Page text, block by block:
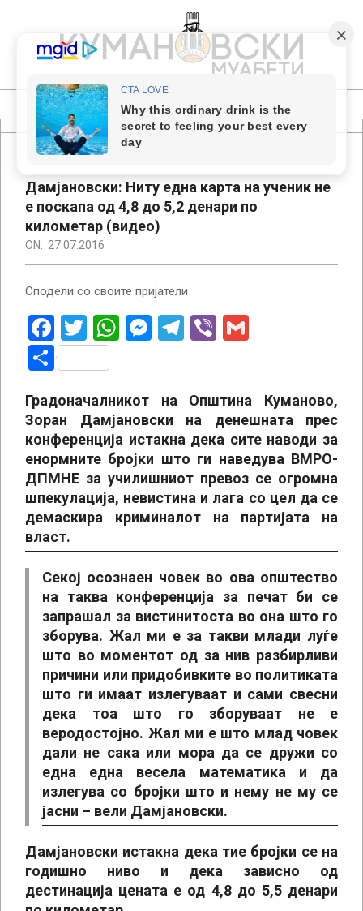
content
КУМАНОВСКИ
МУАБЕТИ
Primary
Navigation
Дамјановски: Ниту една карта на ученик не
е поскапа од 4,8 до 5,2 денари по
километар (видео)
ON: 27.07.2016
Сподели со своите пријатели
Facebook
Twitter
WhatsApp
Messenger
Telegram
Viber
Share
Градоначалникот на Општина Куманово,
Зоран Дамјановски на денешната прес
конференција истакна дека сите наводи за
енормните бројки што ги наведува ВМРО-
ДПМНЕ за училишниот превоз се огромна
шпекулација, невистина и лага со цел да се
демаскира криминалот на партијата на
власт.
Секој осознаен човек во ова општество
на таква конференција за печат би се
запрашал за вистинитоста во она што го
зборува. Жал ми е за такви млади луѓе
што во моментот од за нив разбирливи
причини или придобивките во политиката
што ги имаат излегуваат и сами свесни
дека тоа што го зборуваат не е
веродостојно. Жал ми е што млад човек
дали не сака или мора да се дружи со
една една весела математика и да
излегува со бројки што и нему не му се
јасни – вели Дамјановски.
Дамјановски истакна дека тие бројки се на
годишно ниво и дека зависно од
дестинација цената е од 4,8 до 5,5 денари